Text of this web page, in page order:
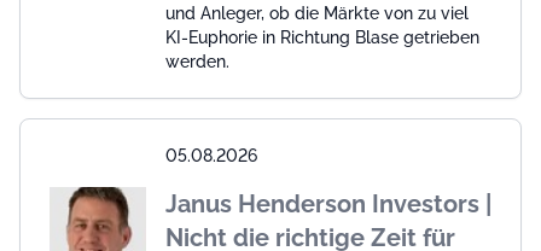
und Anleger, ob die Märkte von zu viel
KI-Euphorie in Richtung Blase getrieben
werden.
05.08.2026
Janus Henderson Investors |
Nicht die richtige Zeit für